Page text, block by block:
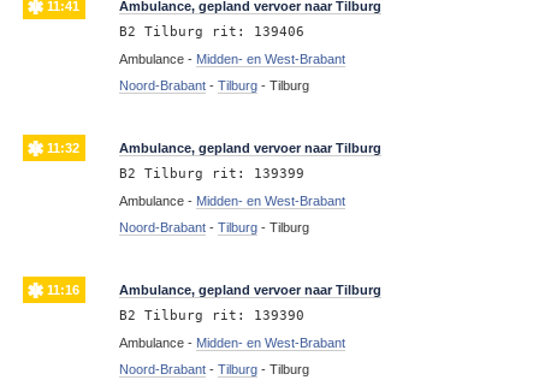
11:41 Ambulance, gepland vervoer naar Tilburg
B2 Tilburg rit: 139406
Ambulance - Midden- en West-Brabant
Noord-Brabant- Tilburg- Tilburg
11:32 Ambulance, gepland vervoer naar Tilburg
B2 Tilburg rit: 139399
Ambulance - Midden- en West-Brabant
Noord-Brabant- Tilburg- Tilburg
11:16 Ambulance, gepland vervoer naar Tilburg
B2 Tilburg rit: 139390
Ambulance - Midden- en West-Brabant
Noord-Brabant- Tilburg- Tilburg